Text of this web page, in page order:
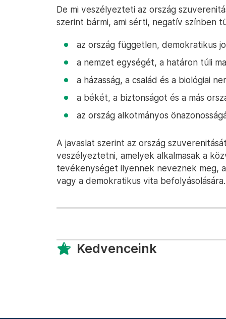
De mi veszélyezteti az ország
szerint bármi, ami sérti, negatív színben
az ország független, demokratikus
a nemzet egységét, a határon túli
a házasság, a család és a biológiai
a békét, a biztonságot és a más
az ország alkotmányos
A javaslat szerint az ország
veszélyeztetni, amelyek alkalmasak a
tevékenységet ilyennek neveznek meg,
vagy a demokratikus vita befolyásolására.
Kedvenceink